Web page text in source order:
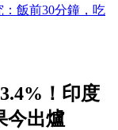
飯前30分鐘，吃
！印度
今出爐